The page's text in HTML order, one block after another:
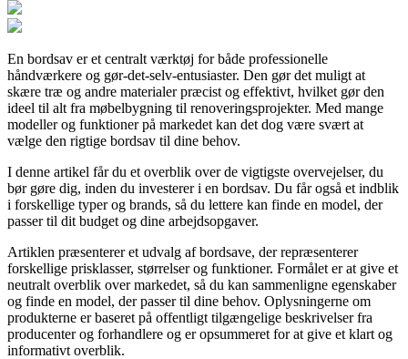
En bordsav er et centralt værktøj for både professionelle
håndværkere og gør-det-selv-entusiaster. Den gør det muligt at
skære træ og andre materialer præcist og effektivt, hvilket gør den
ideel til alt fra møbelbygning til renoveringsprojekter. Med mange
modeller og funktioner på markedet kan det dog være svært at
vælge den rigtige bordsav til dine behov.
I denne artikel får du et overblik over de vigtigste overvejelser, du
bør gøre dig, inden du investerer i en bordsav. Du får også et indblik
i forskellige typer og brands, så du lettere kan finde en model, der
passer til dit budget og dine arbejdsopgaver.
Artiklen præsenterer et udvalg af bordsave, der repræsenterer
forskellige prisklasser, størrelser og funktioner. Formålet er at give et
neutralt overblik over markedet, så du kan sammenligne egenskaber
og finde en model, der passer til dine behov. Oplysningerne om
produkterne er baseret på offentligt tilgængelige beskrivelser fra
producenter og forhandlere og er opsummeret for at give et klart og
informativt overblik.